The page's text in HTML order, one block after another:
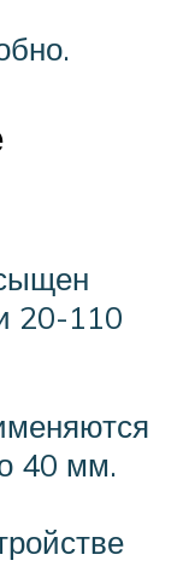
20-110
40 мм.